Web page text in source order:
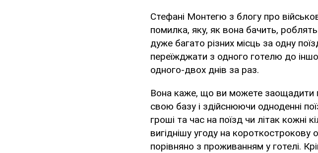
Стефані Монтегю з блогу про
помилка, яку, як вона бачить,
дуже багато різних місць за одну
переїжджати з одного готелю до
одного-двох днів за раз.
Вона каже, що ви можете заощадити
свою базу і здійснюючи одноденні
гроші та час на поїзд чи літак кожні
вигіднішу угоду на
порівняно з проживанням у готелі.